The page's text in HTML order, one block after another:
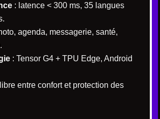
: latence < 300 ms, 35 langues
agenda, messagerie, santé,
: Tensor G4 + TPU Edge, Android
entre confort et protection des